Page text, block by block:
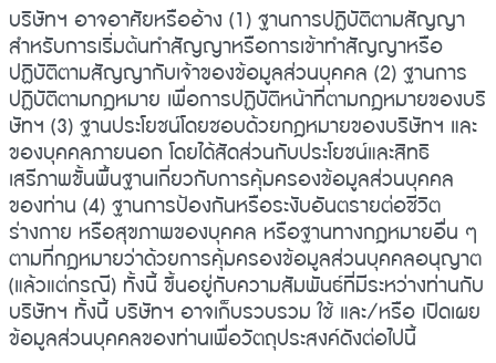
บริษัทฯ อาจอาศัยหรืออ้าง (1) ฐานการปฏิบัติตามสัญญา
สำหรับการเริ่มต้นทำสัญญาหรือการเข้าทำสัญญาหรือ
ปฏิบัติตามสัญญากับเจ้าของข้อมูลส่วนบุคคล (2) ฐานการ
ปฏิบัติตามกฎหมาย เพื่อการปฏิบัติหน้าที่ตามกฎหมายของบริ
ษัทฯ (3) ฐานประโยชน์โดยชอบด้วยกฎหมายของบริษัทฯ และ
ของบุคคลภายนอก โดยได้สัดส่วนกับประโยชน์และสิทธิ
เสรีภาพขั้นพื้นฐานเกี่ยวกับการคุ้มครองข้อมูลส่วนบุคคล
ของท่าน (4) ฐานการป้องกันหรือระงับอันตรายต่อชีวิต
ร่างกาย หรือสุขภาพของบุคคล หรือฐานทางกฎหมายอื่น ๆ
ตามที่กฎหมายว่าด้วยการคุ้มครองข้อมูลส่วนบุคคลอนุญาต
(แล้วแต่กรณี) ทั้งนี้ ขึ้นอยู่กับความสัมพันธ์ที่มีระหว่างท่านกับ
บริษัทฯ ทั้งนี้ บริษัทฯ อาจเก็บรวบรวม ใช้ และ/หรือ เปิดเผย
ข้อมูลส่วนบุคคลของท่านเพื่อวัตถุประสงค์ดังต่อไปนี้